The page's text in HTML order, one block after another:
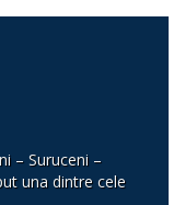
– Suruceni –
una dintre cele